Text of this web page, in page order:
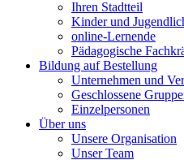
Ihren Stadtteil
Kinder und
online-Lernende
Pädagogische
Bildung auf Bestellung
Unternehmen und
Geschlossene
Einzelpersonen
Über uns
Unsere Organisation
Unser Team